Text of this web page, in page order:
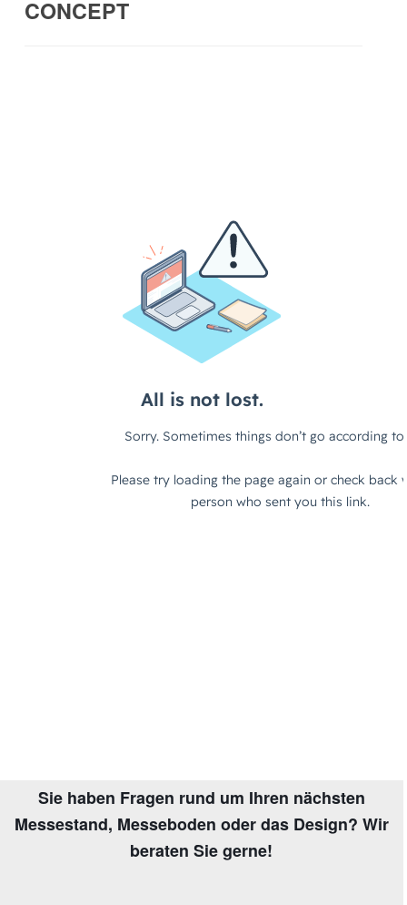
CONCEPT
Sie haben Fragen rund um Ihren nächsten
Messestand, Messeboden oder das Design? Wir
beraten Sie gerne!